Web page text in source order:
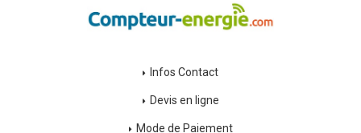
Infos Contact
Devis en ligne
Mode de Paiement